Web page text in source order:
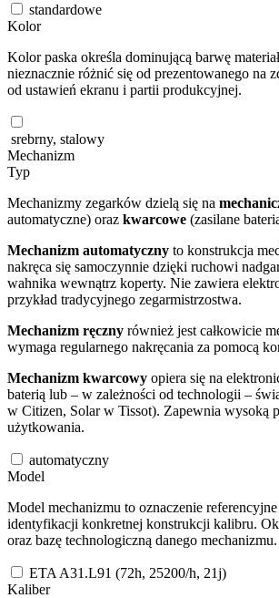
standardowe
Kolor
Kolor paska określa dominującą barwę
nieznacznie różnić się od prezentowanego na
od ustawień ekranu i partii produkcyjnej.
srebrny, stalowy
Mechanizm
Typ
Mechanizmy zegarków dzielą się na
automatyczne) oraz kwarcowe (zasilane
Mechanizm automatyczny to konstrukcja
nakręca się samoczynnie dzięki ruchowi
wahnika wewnątrz koperty. Nie zawiera
przykład tradycyjnego zegarmistrzostwa.
Mechanizm ręczny również jest całkowicie
wymaga regularnego nakręcania za pomocą
Mechanizm kwarcowy opiera się na
baterią lub – w zależności od technologii –
w Citizen, Solar w Tissot). Zapewnia wysoką
użytkowania.
automatyczny
Model
Model mechanizmu to oznaczenie
identyfikacji konkretnej konstrukcji kalibru.
oraz bazę technologiczną danego mechanizmu.
ETA A31.L91 (72h, 25200/h, 21j)
Kaliber